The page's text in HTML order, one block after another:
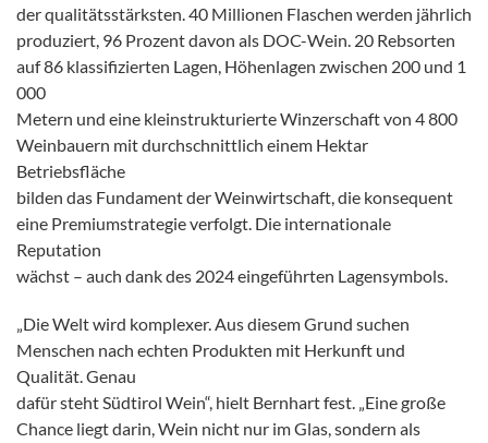
der qualitätsstärksten. 40 Millionen Flaschen werden jährlich
produziert, 96 Prozent davon als DOC-Wein. 20 Rebsorten
auf 86 klassifizierten Lagen, Höhenlagen zwischen 200 und 1
000
Metern und eine kleinstrukturierte Winzerschaft von 4 800
Weinbauern mit durchschnittlich einem Hektar
Betriebsfläche
bilden das Fundament der Weinwirtschaft, die konsequent
eine Premiumstrategie verfolgt. Die internationale
Reputation
wächst – auch dank des 2024 eingeführten Lagensymbols.
„Die Welt wird komplexer. Aus diesem Grund suchen
Menschen nach echten Produkten mit Herkunft und
Qualität. Genau
dafür steht Südtirol Wein“, hielt Bernhart fest. „Eine große
Chance liegt darin, Wein nicht nur im Glas, sondern als